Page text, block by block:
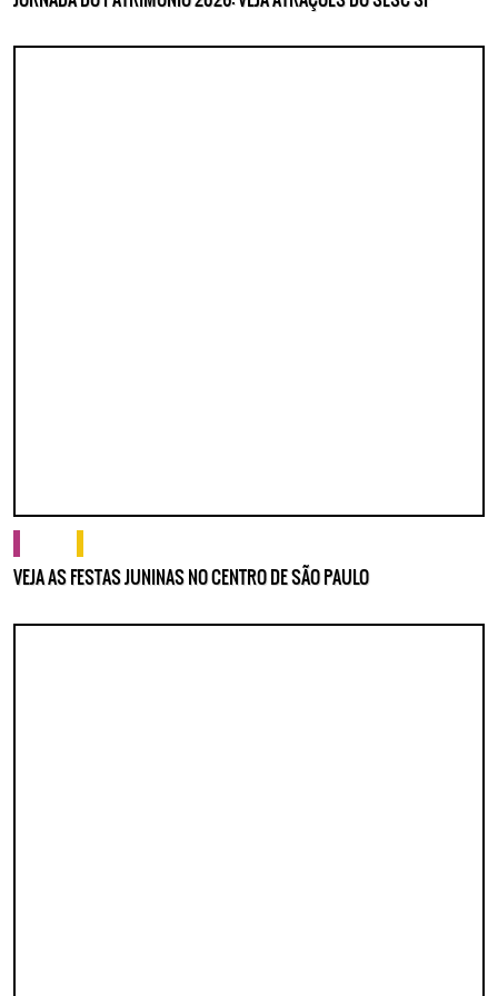
VEJA AS FESTAS JUNINAS NO CENTRO DE SÃO PAULO